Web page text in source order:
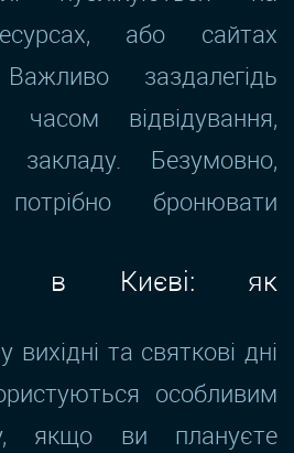
або сайтах
Важливо заздалегідь
часом відвідування,
закладу. Безумовно,
бронювати
в Києві: як
та святкові дні
особливим
якщо ви плануєте